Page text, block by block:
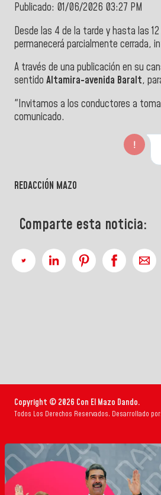
Publicado: 01/06/2026 03:27 PM
Desde las 4 de la tarde y hasta las
permanecerá parcialmente cerrada,
A través de una publicación en su
sentido Altamira-avenida Baralt,
"Invitamos a los conductores a
comunicado.
REDACCIÓN MAZO
Comparte esta noticia:
Copyright © 2026 Con El Mazo Dando.
Todos Los Derechos Reservados. Desarrollado